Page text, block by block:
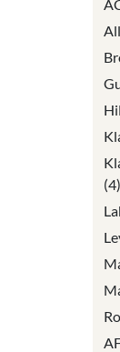
(4)